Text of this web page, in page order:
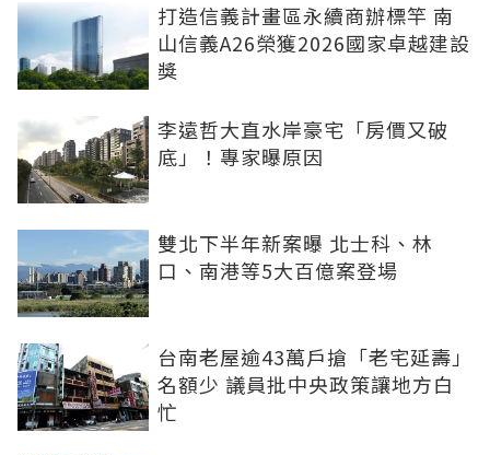
打造信義計畫區永續商辦標竿 南
山信義A26榮獲2026國家卓越建設
獎
李遠哲大直水岸豪宅「房價又破
底」！專家曝原因
雙北下半年新案曝 北士科、林
口、南港等5大百億案登場
台南老屋逾43萬戶搶「老宅延壽」
名額少 議員批中央政策讓地方白
忙